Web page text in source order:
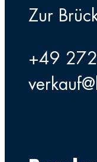
Zur
+49